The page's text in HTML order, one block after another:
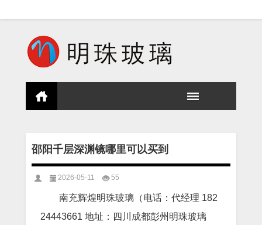
邵阳千层深渊镜哪里可以买到
2026-05-11 55
南充辉煌明珠玻璃（电话：代经理 182
24443661 地址：四川成都彭州明珠玻璃